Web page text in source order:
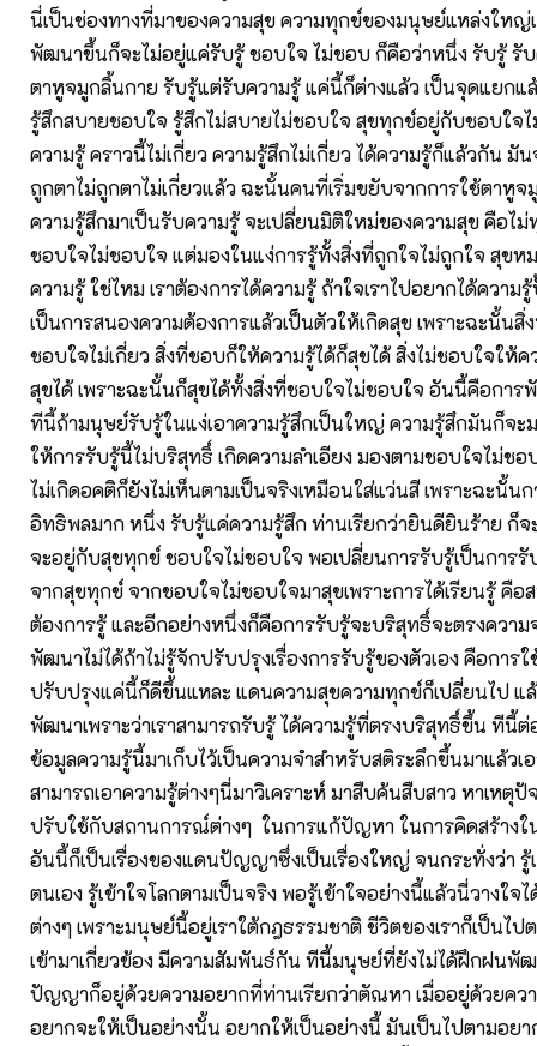
นี่เป็นช่องทางที่มาของความสุข ความทุกข์ของมนุษย์แหล่งให
พัฒนาขึ้นก็จะไม่อยู่แค่รับรู้ ชอบใจ ไม่ชอบ ก็คือว่าหนึ่ง รับรู้ รับ
ตาหูจมูกลิ้นกาย รับรู้แต่รับความรู้ แค่นี้ก็ต่างแล้ว เป็นจุดแยกแ
รู้สึกสบายชอบใจ รู้สึกไม่สบายไม่ชอบใจ สุขทุกข์อยู่กับชอบใจ
ความรู้ คราวนี้ไม่เกี่ยว ความรู้สึกไม่เกี่ยว ได้ความรู้ก็แล้วกัน มั
ถูกตาไม่ถูกตาไม่เกี่ยวแล้ว ฉะนั้นคนที่เริ่มขยับจากการใช้ตาหูจ
ความรู้สึกมาเป็นรับความรู้ จะเปลี่ยนมิติใหม่ของความสุข คือไม่
ชอบใจไม่ชอบใจ แต่มองในแง่การรู้ทั้งสิ่งที่ถูกใจไม่ถูกใจ สุขห
ความรู้ ใช่ไหม เราต้องการได้ความรู้ ถ้าใจเราไปอยากได้ความ
เป็นการสนองความต้องการแล้วเป็นตัวให้เกิดสุข เพราะฉะนั้นสิ่
ชอบใจไม่เกี่ยว สิ่งที่ชอบก็ให้ความรู้ได้ก็สุขได้ สิ่งไม่ชอบใจให้
สุขได้ เพราะฉะนั้นก็สุขได้ทั้งสิ่งที่ชอบใจไม่ชอบใจ อันนี้คือกา
ทีนี้ถ้ามนุษย์รับรู้ในแง่เอาความรู้สึกเป็นใหญ่ ความรู้สึกมันก็จะ
ให้การรับรู้นี้ไม่บริสุทธิ์ เกิดความลำเอียง มองตามชอบใจไม่ชอ
ไม่เกิดอคติก็ยังไม่เห็นตามเป็นจริงเหมือนใส่แว่นสี เพราะฉะนั้น
อิทธิพลมาก หนึ่ง รับรู้แค่ความรู้สึก ท่านเรียกว่ายินดียินร้าย ก็
จะอยู่กับสุขทุกข์ ชอบใจไม่ชอบใจ พอเปลี่ยนการรับรู้เป็นการ
จากสุขทุกข์ จากชอบใจไม่ชอบใจมาสุขเพราะการได้เรียนรู้ คือ
ต้องการรู้ และอีกอย่างหนึ่งก็คือการรับรู้จะบริสุทธิ์จะตรงควา
พัฒนาไม่ได้ถ้าไม่รู้จักปรับปรุงเรื่องการรับรู้ของตัวเอง คือการ
ปรับปรุงแค่นี้ก็ดีขึ้นแหละ แดนความสุขความทุกข์ก็เปลี่ยนไป
พัฒนาเพราะว่าเราสามารถรับรู้ ได้ความรู้ที่ตรงบริสุทธิ์ขึ้น ทีนี้
ข้อมูลความรู้นี้มาเก็บไว้เป็นความจำสำหรับสติระลึกขึ้นมาแล้วเอ
สามารถเอาความรู้ต่างๆนี่มาวิเคราะห์ มาสืบค้นสืบสาว หาเหตุปั
ปรับใช้กับสถานการณ์ต่างๆ ในการแก้ปัญหา ในการคิดสร้างใ
อันนี้ก็เป็นเรื่องของแดนปัญญาซึ่งเป็นเรื่องใหญ่ จนกระทั่งว่า รู้
ตนเอง รู้เข้าใจโลกตามเป็นจริง พอรู้เข้าใจอย่างนี้แล้วนี่วางใจ
ต่างๆ เพราะมนุษย์นี้อยู่เราใต้กฎธรรมชาติ ชีวิตของเราก็เป็นไ
เข้ามาเกี่ยวข้อง มีความสัมพันธ์กัน ทีนี้มนุษย์ที่ยังไม่ได้ฝึกฝนพั
ปัญญาก็อยู่ด้วยความอยากที่ท่านเรียกว่าตัณหา เมื่ออยู่ด้วยควา
อยากจะให้เป็นอย่างนั้น อยากให้เป็นอย่างนี้ มันเป็นไปตามอย